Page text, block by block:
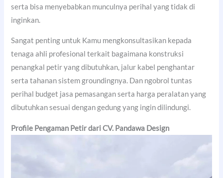
serta bisa menyebabkan munculnya perihal yang tidak di
inginkan.
Sangat penting untuk Kamu mengkonsultasikan kepada
tenaga ahli profesional terkait bagaimana konstruksi
penangkal petir yang dibutuhkan, jalur kabel penghantar
serta tahanan sistem groundingnya. Dan ngobrol tuntas
perihal budget jasa pemasangan serta harga peralatan yang
dibutuhkan sesuai dengan gedung yang ingin dilindungi.
Profile Pengaman Petir dari CV. Pandawa Design